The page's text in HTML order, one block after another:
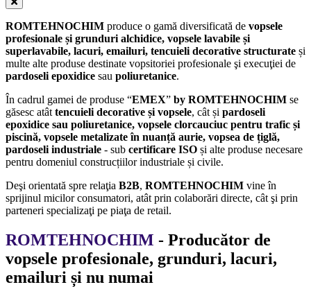
ROMTEHNOCHIM produce o gamă diversificată de vopsele
profesionale și grunduri alchidice, vopsele lavabile și
superlavabile, lacuri, emailuri, tencuieli decorative structurate și
multe alte produse destinate vopsitoriei profesionale şi execuţiei de
pardoseli epoxidice sau poliuretanice.
În cadrul gamei de produse “EMEX” by ROMTEHNOCHIM se
găsesc atât tencuieli decorative și vopsele, cât și pardoseli
epoxidice sau poliuretanice, vopsele clorcauciuc pentru trafic și
piscină, vopsele metalizate în nuanță aurie, vopsea de țiglă,
pardoseli industriale - sub certificare ISO și alte produse necesare
pentru domeniul construcțiilor industriale și civile.
Deşi orientată spre relaţia B2B, ROMTEHNOCHIM vine în
sprijinul micilor consumatori, atât prin colaborări directe, cât şi prin
parteneri specializaţi pe piaţa de retail.
ROMTEHNOCHIM - Producător de
vopsele profesionale, grunduri, lacuri,
emailuri și nu numai